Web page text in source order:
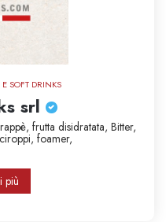
SOFT DRINKS
srl
frutta disidratata, Bitter,
foamer,
più